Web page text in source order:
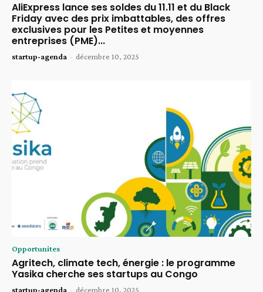
AliExpress lance ses soldes du 11.11 et du Black
Friday avec des prix imbattables, des offres
exclusives pour les Petites et moyennes
entreprises (PME)...
startup-agenda - décembre 10, 2025
Opportunites
Agritech, climate tech, énergie : le programme
Yasika cherche ses startups au Congo
startup-agenda - décembre 10, 2025